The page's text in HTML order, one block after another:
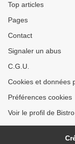
Top articles
Pages
Contact
Signaler un abus
C.G.U.
Cookies et données
Préférences cookies
Voir le profil de